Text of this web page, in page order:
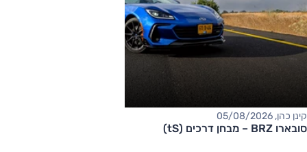
קינן כהן, 05/08/2026
סובארו BRZ – מבחן דרכים (tS)